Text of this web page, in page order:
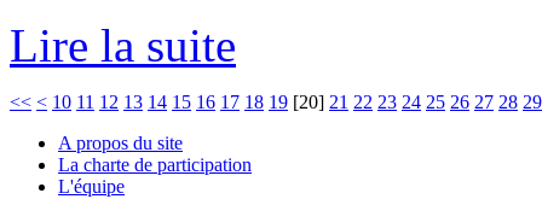
Lire la suite
<< < 10 11 12 13 14 15 16 17 18 19 [20] 21 22 23 24 25 26 27 28 29
A propos du site
La charte de participation
L'équipe